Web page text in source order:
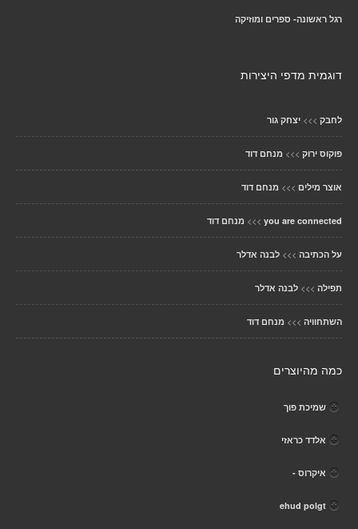
רגל ראשונה- ספרים ומוזיקה
דוגמית מדפי היצירות
לחבק >>> יצחק גור
פוקוס ירוק >>> מנחם דוד
אוצר מילים >>> מנחם דוד
you are connected
>>> מנחם דוד
על הכתיבה >>> לבנה אדלר
תפילה >>> לבנה אדלר
השתחוויה >>> מנחם דוד
כמה מהיוצרים
שמיכת פוך
אלדד כראזי
איקרוס -
ehud polgt